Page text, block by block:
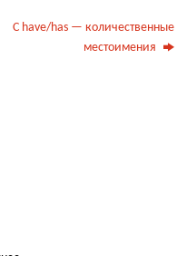
C have/has — количественные
местоимения